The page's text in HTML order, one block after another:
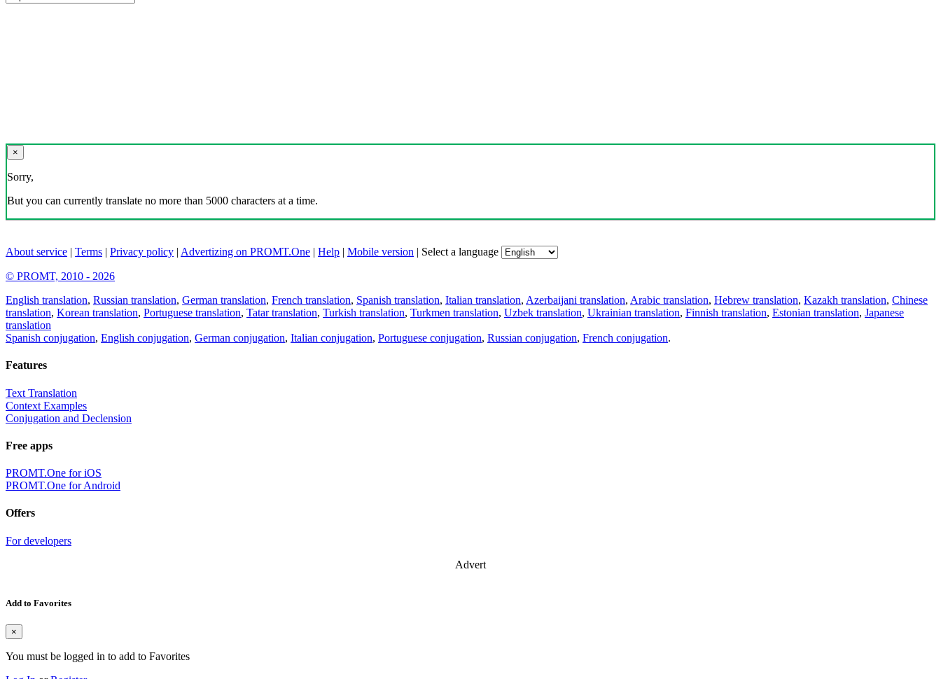
×
Sorry,
But you can currently translate no more than 5000 characters at a time.
About service | Terms | Privacy policy | Advertizing on PROMT.One | Help | Mobile version | Select a language
© PROMT, 2010 - 2026
English translation, Russian translation, German translation, French translation, Spanish translation, Italian translation, Azerbaijani translation, Arabic translation, Hebrew translation, Kazakh translation, Chinese
translation, Korean translation, Portuguese translation, Tatar translation, Turkish translation, Turkmen translation, Uzbek translation, Ukrainian translation, Finnish translation, Estonian translation, Japanese
translation
Spanish conjugation, English conjugation, German conjugation, Italian conjugation, Portuguese conjugation, Russian conjugation, French conjugation.
Features
Text Translation
Context Examples
Conjugation and Declension
Free apps
PROMT.One for iOS
PROMT.One for Android
Offers
For developers
Advert
Add to Favorites
×
You must be logged in to add to Favorites